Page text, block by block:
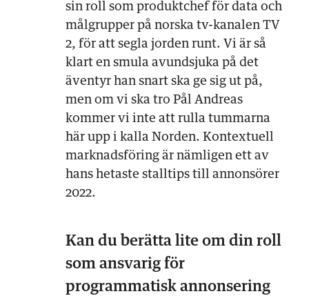
sin roll som produktchef för data och
målgrupper på norska tv-kanalen TV
2, för att segla jorden runt. Vi är så
klart en smula avundsjuka på det
äventyr han snart ska ge sig ut på,
men om vi ska tro Pål Andreas
kommer vi inte att rulla tummarna
här upp i kalla Norden. Kontextuell
marknadsföring är nämligen ett av
hans hetaste stalltips till annonsörer
2022.
Kan du berätta lite om din roll
som ansvarig för
programmatisk annonsering